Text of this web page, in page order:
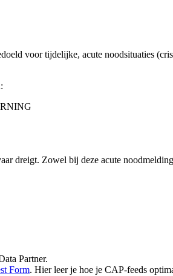
voor tijdelijke, acute noodsituaties
dreigt. Zowel bij deze acute
Partner.
Form. Hier leer je hoe je CAP-feeds